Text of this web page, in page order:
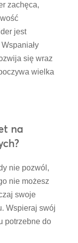
zachęca,
jest
się wraz
wielka
na
nie pozwól,
nie możesz
swoje
Wspieraj swój
potrzebne do